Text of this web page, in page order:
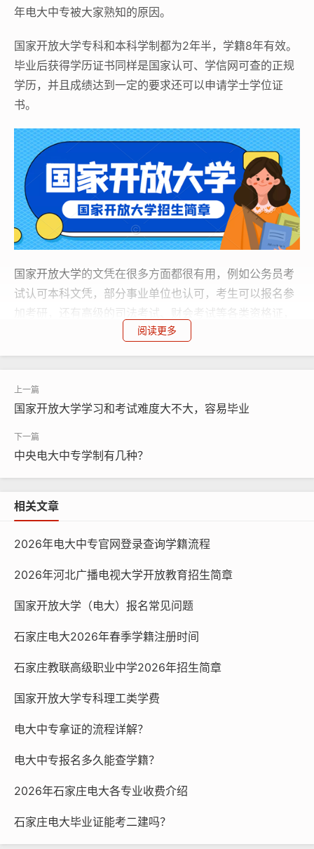
年电大中专被大家熟知的原因。
国家开放大学专科和本科学制都为2年半，学籍8年有效。
毕业后获得学历证书同样是国家认可、学信网可查的正规
学历，并且成绩达到一定的要求还可以申请学士学位证
书。
国家开放大学的文凭在很多方面都很有用，例如公务员考
试认可本科文凭，部分事业单位也认可，考生可以报名参
加考研，还有高级的司法考试、财会考试等各类资格证，
开放大学学历的考生也可以考，还有工资晋升、评定职
都得到认可，被誉为“国际绿卡”。
河北开放大学电话：0311-87365677；18332470677
（微信）
本文链接：
阅读更多
国家开放大学学习和考试难度大不大，容易毕业
中央电大中专学制有几种？
相关文章
2026年电大中专官网登录查询学籍流程
2026年河北广播电视大学开放教育招生简章
国家开放大学（电大）报名常见问题
石家庄电大2026年春季学籍注册时间
石家庄教联高级职业中学2026年招生简章
国家开放大学专科理工类学费
电大中专拿证的流程详解？
电大中专报名多久能查学籍？
2026年石家庄电大各专业收费介绍
石家庄电大毕业证能考二建吗？